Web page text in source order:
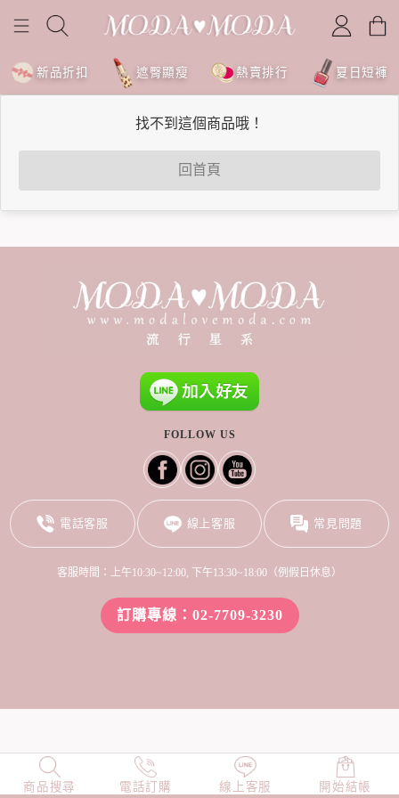
新品折扣 遮臀顯瘦 熱賣排行 夏日短褲
找不到這個商品哦！
回首頁
商品搜尋 電話訂購 線上客服 開始結帳
NEW 店長精選 TOP100 小編穿搭
FOLLOW US
電話客服 線上客服 常見問題
客服時間：上午10:30~12:00, 下午13:30~18:00（例假日休息）
訂購專線：02-7709-3230